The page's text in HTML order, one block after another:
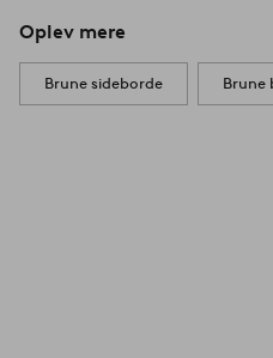
Oplev mere
Brune sideborde Brune